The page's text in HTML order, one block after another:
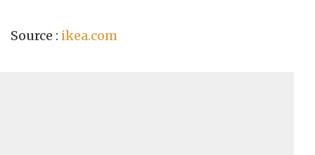
Source : ikea.com